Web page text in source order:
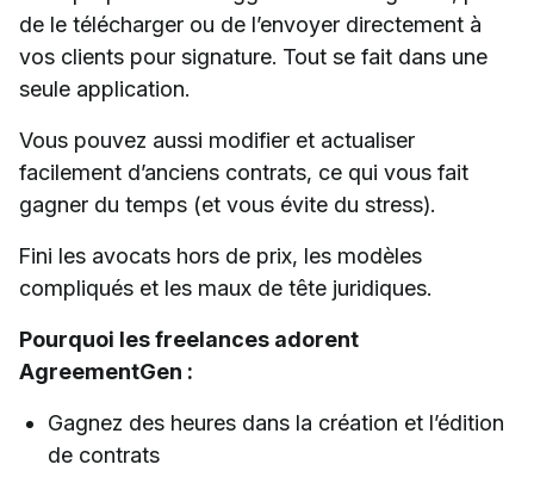
de le télécharger ou de l’envoyer directement à
vos clients pour signature. Tout se fait dans une
seule application.
Vous pouvez aussi modifier et actualiser
facilement d’anciens contrats, ce qui vous fait
gagner du temps (et vous évite du stress).
Fini les avocats hors de prix, les modèles
compliqués et les maux de tête juridiques.
Pourquoi les freelances adorent
AgreementGen :
Gagnez des heures dans la création et l’édition
de contrats